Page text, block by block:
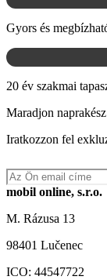
Gyors és
20 év szakmai
Maradjon naprakész
Iratkozzon fel
mobil online, s.r.o.
M. Rázusa 13
98401 Lučenec
ICO: 44547722